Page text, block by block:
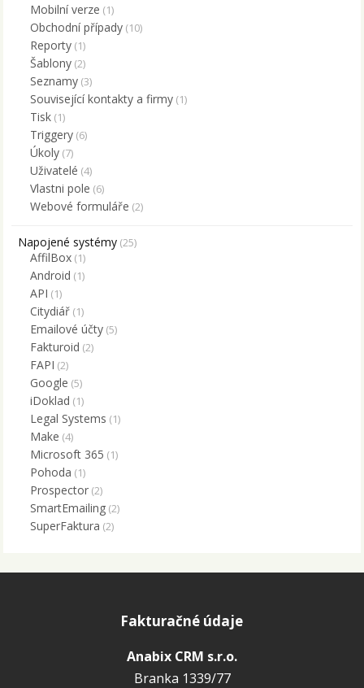
Mobilní verze (1)
Obchodní případy (10)
Reporty (1)
Šablony (2)
Seznamy (3)
Související kontakty a firmy (1)
Tisk (1)
Triggery (6)
Úkoly (7)
Uživatelé (4)
Vlastni pole (6)
Webové formuláře (2)
Napojené systémy (25)
AffilBox (1)
Android (1)
API (1)
Citydiář (1)
Emailové účty (5)
Fakturoid (2)
FAPI (2)
Google (5)
iDoklad (1)
Legal Systems (1)
Make (4)
Microsoft 365 (1)
Pohoda (1)
Prospector (2)
SmartEmailing (2)
SuperFaktura (2)
Fakturačné údaje
Anabix CRM s.r.o.
Branka 1339/77